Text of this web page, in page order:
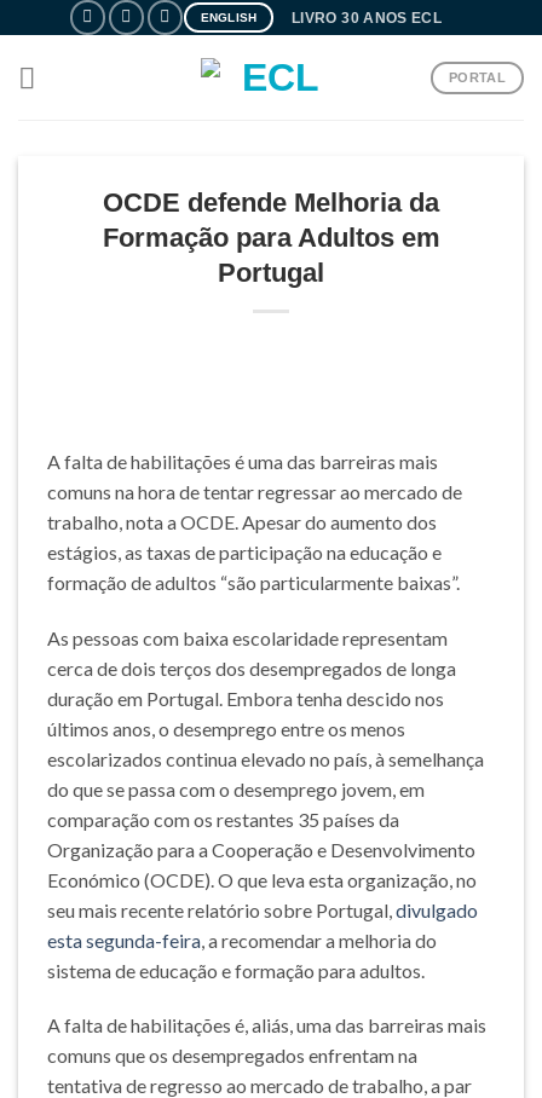
content
ENGLISH LIVRO 30 ANOS ECL
PORTAL
OCDE defende Melhoria da
Formação para Adultos em
Portugal
A falta de habilitações é uma das barreiras mais
comuns na hora de tentar regressar ao mercado de
trabalho, nota a OCDE. Apesar do aumento dos
estágios, as taxas de participação na educação e
formação de adultos “são particularmente baixas”.
As pessoas com baixa escolaridade representam
cerca de dois terços dos desempregados de longa
duração em Portugal. Embora tenha descido nos
últimos anos, o desemprego entre os menos
escolarizados continua elevado no país, à semelhança
do que se passa com o desemprego jovem, em
comparação com os restantes 35 países da
Organização para a Cooperação e Desenvolvimento
Económico (OCDE). O que leva esta organização, no
seu mais recente relatório sobre Portugal, divulgado
esta segunda-feira , a recomendar a melhoria do
sistema de educação e formação para adultos.
A falta de habilitações é, aliás, uma das barreiras mais
comuns que os desempregados enfrentam na
tentativa de regresso ao mercado de trabalho, a par